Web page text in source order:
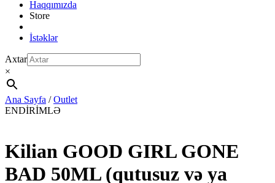
Haqqımızda
Store
İstəklər
Axtar
×
Ana Sayfa /Outlet
ENDİRİMLƏ
Kilian GOOD GIRL GONE
BAD 50ML (qutusuz və ya